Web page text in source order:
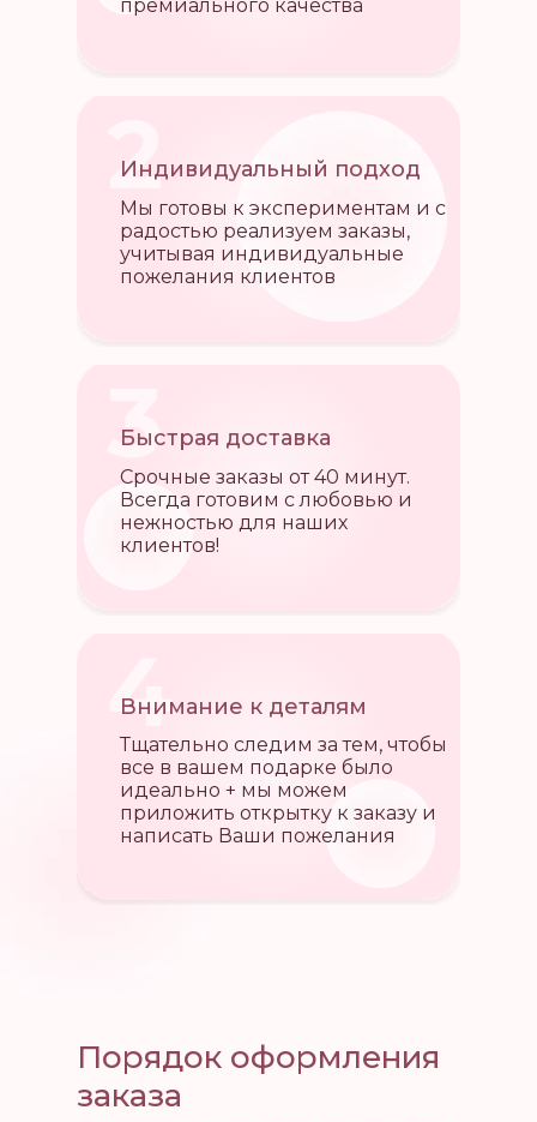
премиального качества
2
Мы готовы к экспериментам и с
радостью реализуем заказы,
учитывая индивидуальные
пожелания клиентов
3
Индивидуальный подход
Срочные заказы от 40 минут.
Всегда готовим с любовью и
нежностью для наших
клиентов!
4
Быстрая доставка
Тщательно следим за тем, чтобы
все в вашем подарке было
идеально + мы можем
приложить открытку к заказу и
написать Ваши пожелания
Внимание к деталям
Порядок оформления
заказа